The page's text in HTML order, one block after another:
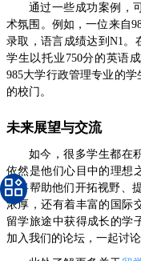
通过一些成功案例，
术氛围。例如，一位来自
录取，语言成绩达到N1。
学生以托业750分的英语
985大学行政管理专业的
的校门。
未来展望与交流
如今，很多学生都在
依然是他们心目中的理想
境将帮助他们开拓视野、
浓厚，还有着丰富的国际
留学旅途中获得成长的学
加入我们的论坛，一起讨